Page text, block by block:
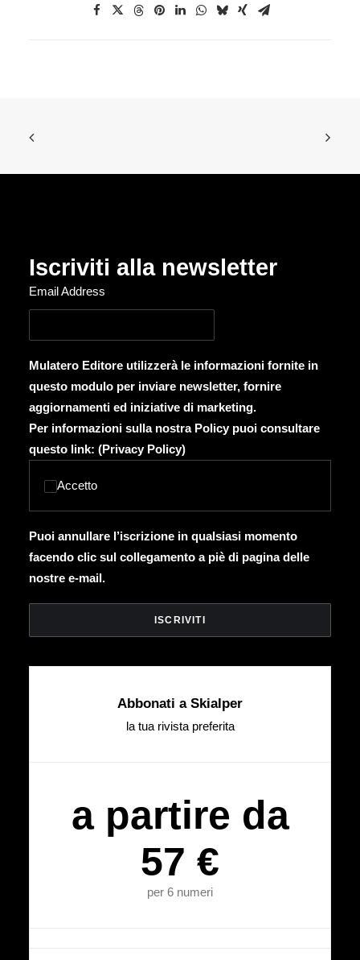
Iscriviti alla newsletter
Email Address
Mulatero Editore utilizzerà le informazioni fornite in
questo modulo per inviare newsletter, fornire
aggiornamenti ed iniziative di marketing.
Per informazioni sulla nostra Policy puoi consultare
questo link: (Privacy Policy)
Accetto
Puoi annullare l’iscrizione in qualsiasi momento
facendo clic sul collegamento a piè di pagina delle
nostre e-mail.
Abbonati a Skialper
la tua rivista preferita
a partire da
57 €
per 6 numeri